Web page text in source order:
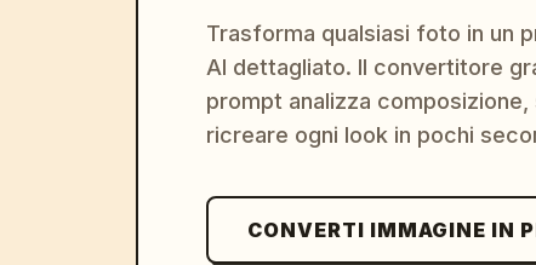
Trasforma qualsiasi foto in un
AI dettagliato. Il convertitore
prompt analizza
ricreare ogni look in pochi
CONVERTI IMMAGINE IN